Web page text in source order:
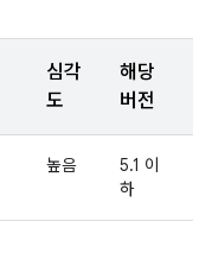
심각
도
해당
버전
높음
5.1 이
하